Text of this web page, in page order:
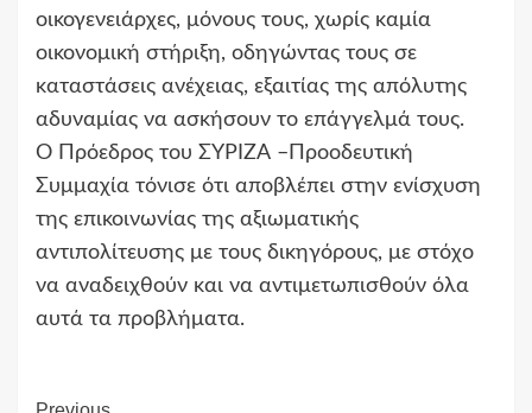
οικογενειάρχες, μόνους τους, χωρίς καμία
οικονομική στήριξη, οδηγώντας τους σε
καταστάσεις ανέχειας, εξαιτίας της απόλυτης
αδυναμίας να ασκήσουν το επάγγελμά τους.
Ο Πρόεδρος του ΣΥΡΙΖΑ –Προοδευτική
Συμμαχία τόνισε ότι αποβλέπει στην ενίσχυση
της επικοινωνίας της αξιωματικής
αντιπολίτευσης με τους δικηγόρους, με στόχο
να αναδειχθούν και να αντιμετωπισθούν όλα
αυτά τα προβλήματα.